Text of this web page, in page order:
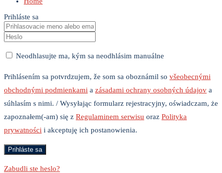
Prihláste sa
Neodhlasujte ma, kým sa neodhlásim manuálne
Prihlásením sa potvrdzujem, že som sa oboznámil so všeobecnými
obchodnými podmienkami a zásadami ochrany osobných údajov a
súhlasím s nimi. / Wysyłając formularz rejestracyjny, oświadczam, że
zapoznałem(-am) się z Regulaminem serwisu oraz Polityka
prywatności i akceptuję ich postanowienia.
Zabudli ste heslo?